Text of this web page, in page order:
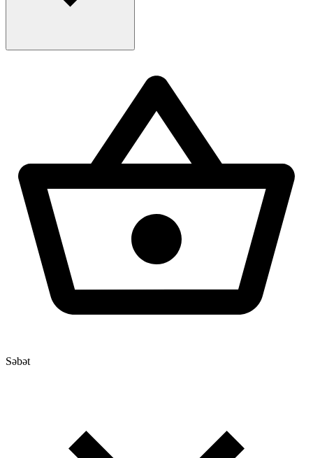
Səbət